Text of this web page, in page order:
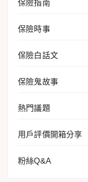
保險指南
保險時事
保險白話文
保險鬼故事
熱門議題
用戶評價開箱分享
粉絲Q&A